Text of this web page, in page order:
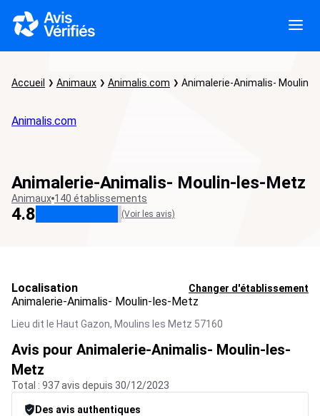
Accueil Animaux Animalis.com Animalerie-Animalis- Moulin-
Animalis.com
Animalerie-Animalis- Moulin-les-Metz
Animaux 140 établissements
4.8 (Voir les avis)
Localisation Changer d'établissement
Animalerie-Animalis- Moulin-les-Metz
Lieu dit le Haut Gazon, Moulins les Metz 57160
Avis pour Animalerie-Animalis- Moulin-les-
Metz
Total : 937 avis depuis 30/12/2023
Des avis authentiques